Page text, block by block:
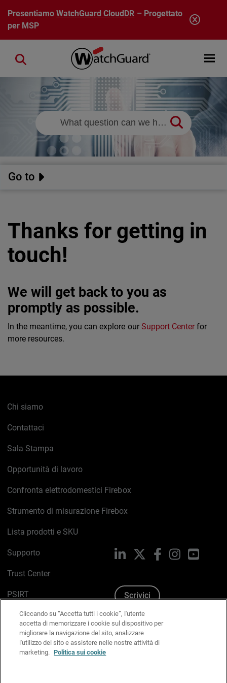
Salta al contenuto principale
PresentiamoWatchGuard CloudDR – Progettato
per MSP
Open
Close search
Go to
Thanks for getting in
touch!
We will get back to you as
promptly as possible.
In the meantime, you can explore our Support Centerfor
more resources.
Chi siamo
Contattaci
Sala Stampa
Opportunità di lavoro
Confronta elettrodomestici Firebox
Strumento di misurazione Firebox
Lista prodotti e SKU
Supporto
Trust Center
PSIRT
Politica sui cookie
Informativa sulla privacy
Kit Media & Brand
LinkedIn FacebookInstagram
Scrivici
Cliccando su “Accetta tutti i cookie”, l'utente
accetta di memorizzare i cookie sul dispositivo per
migliorare la navigazione del sito, analizzare
l'utilizzo del sito e assistere nelle nostre attività di
marketing. Politica sui cookie